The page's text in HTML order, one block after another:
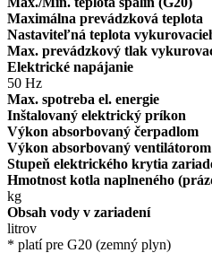
Maximálna prevádzková teplota
Nastaviteľná teplota
Max. prevádzkový tlak
Elektrické napájanie
50 Hz
Max. spotreba el. energie
Inštalovaný elektrický príkon
Výkon absorbovaný čerpadlom
Výkon absorbovaný ventilátorom
Stupeň elektrického krytia
Hmotnost kotla naplneného
kg
Obsah vody v zariadení
litrov
* platí pre G20 (zemný plyn)